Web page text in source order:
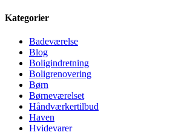
Kategorier
Badeværelse
Blog
Boligindretning
Boligrenovering
Børn
Børneværelset
Håndværkertilbud
Haven
Hvidevarer